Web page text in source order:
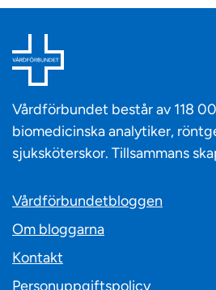
Vårdförbundet består av 118
biomedicinska analytiker,
sjuksköterskor. Tillsammans
Vårdförbundetbloggen
Om bloggarna
Kontakt
Personuppgiftspolicy